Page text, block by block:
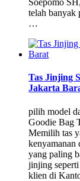
Soepomo
telah banyak
…
Tas Jinjing
Jakarta
pilih model
Goodie Bag
Memilih tas
kenyamanan
yang paling
jinjing
klien di